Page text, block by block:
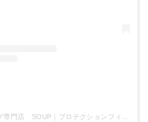
カーコーティング専門店 SOUP｜プロテクションフィルム専門店